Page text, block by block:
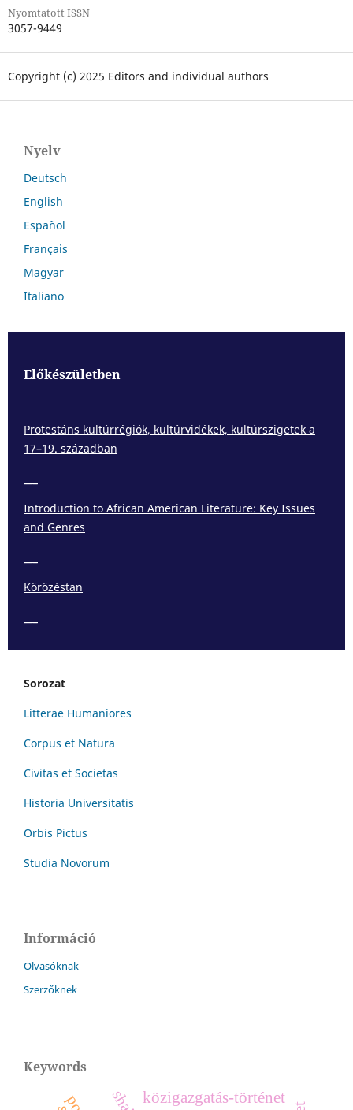
Nyomtatott ISSN
3057-9449
Copyright (c) 2025 Editors and individual authors
Nyelv
Deutsch
English
Español
Français
Magyar
Italiano
Előkészületben
Protestáns kultúrrégiók, kultúrvidékek, kultúrszigetek a
17–19. században
Introduction to African American Literature: Key Issues
and Genres
Körözéstan
Sorozat
Litterae Humaniores
Corpus et Natura
Civitas et Societas
Historia Universitatis
Orbis Pictus
Studia Novorum
Információ
Olvasóknak
Szerzőknek
Keywords
közigazgatás-történet